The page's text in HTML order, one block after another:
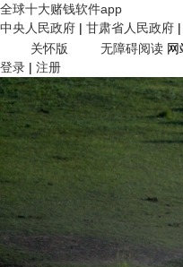
全球十大赌钱软件app
中央人民政府 | 甘肃省人民政府 |
关怀版
无障碍阅读 网
登录 | 注册